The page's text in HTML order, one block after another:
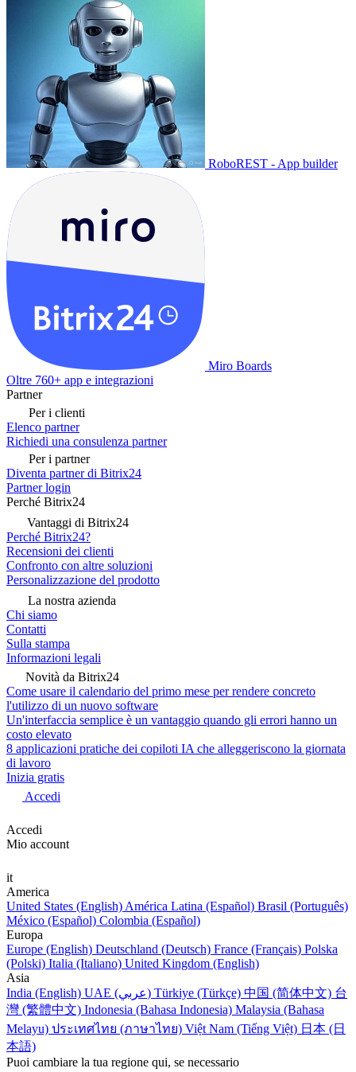
RoboREST - App builder
Miro Boards
Oltre 760+ app e integrazioni
Partner
Per i clienti
Elenco partner
Richiedi una consulenza partner
Per i partner
Diventa partner di Bitrix24
Partner login
Perché Bitrix24
Vantaggi di Bitrix24
Perché Bitrix24?
Recensioni dei clienti
Confronto con altre soluzioni
Personalizzazione del prodotto
La nostra azienda
Chi siamo
Contatti
Sulla stampa
Informazioni legali
Novità da Bitrix24
Come usare il calendario del primo mese per rendere concreto
l'utilizzo di un nuovo software
Un'interfaccia semplice è un vantaggio quando gli errori hanno un
costo elevato
8 applicazioni pratiche dei copiloti IA che alleggeriscono la giornata
di lavoro
Inizia gratis
Accedi
Accedi
Mio account
it
America
United States (English) América Latina (Español) Brasil (Português)
México (Español) Colombia (Español)
Europa
Europe (English) Deutschland (Deutsch) France (Français) Polska
(Polski) Italia (Italiano) United Kingdom (English)
Asia
India (English)
UAE (عربي) Türkiye (Türkçe) 中国 (简体中文) 台
灣 (繁體中文) Indonesia (Bahasa Indonesia) Malaysia (Bahasa
Melayu) ประเทศไทย (ภาษาไทย) Việt Nam (Tiếng Việt) 日本 (日
本語)
Puoi cambiare la tua regione qui, se necessario